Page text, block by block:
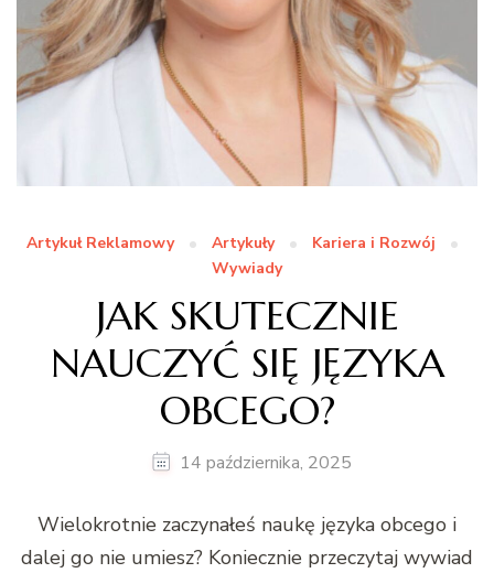
Artykuł Reklamowy Artykuły
Kariera i Rozwój
Wywiady
JAK SKUTECZNIE
NAUCZYĆ SIĘ JĘZYKA
OBCEGO?
14 października, 2025
Wielokrot­nie zaczy­nałeś naukę języ­ka obcego i
dalej go nie umiesz? Koniecznie przeczy­taj wywiad